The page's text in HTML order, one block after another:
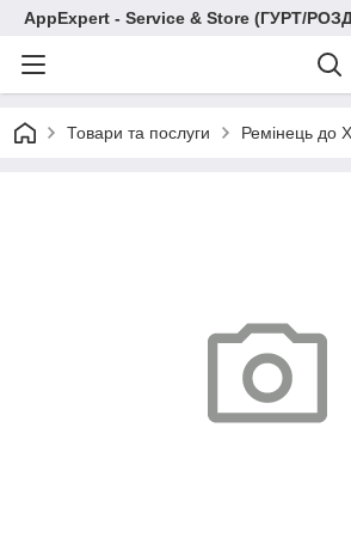
AppExpert - Service & Store (ГУРТ/
Товари та послуги Ремінець до